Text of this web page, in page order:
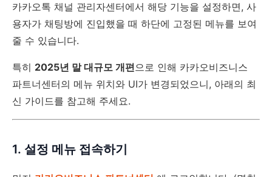
카카오톡 채널 관리자센터에서 해당 기능을 설정하면, 사
용자가 채팅방에 진입했을 때 하단에 고정된 메뉴를 보여
줄 수 있습니다.
특히 2025년 말 대규모 개편으로 인해 카카오비즈니스
파트너센터의 메뉴 위치와 UI가 변경되었으니, 아래의 최
신 가이드를 참고해 주세요.
1. 설정 메뉴 접속하기